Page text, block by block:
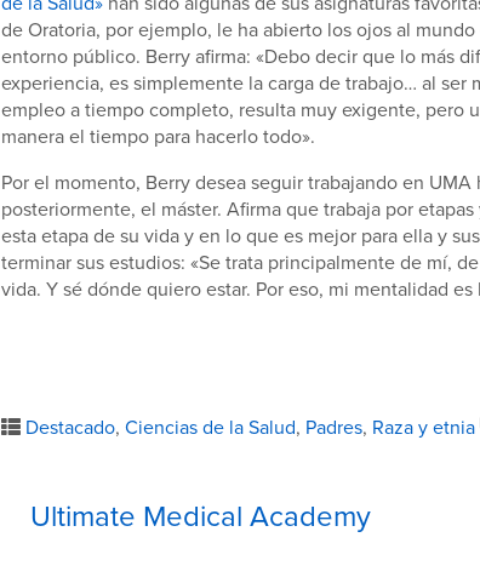
de Oratoria, por ejemplo, le ha abierto los ojos al
entorno público. Berry afirma: «Debo decir que lo más
experiencia, es simplemente la carga de trabajo… al ser
empleo a tiempo completo, resulta muy exigente, pero
manera el tiempo para hacerlo todo».
Por el momento, Berry desea seguir trabajando en
posteriormente, el máster. Afirma que trabaja por
esta etapa de su vida y en lo que es mejor para ella y
terminar sus estudios: «Se trata principalmente de mí,
vida. Y sé dónde quiero estar. Por eso, mi mentalidad es
Destacado, Ciencias de la Salud, Padres, Raza y etnia
Ultimate Medical Academy